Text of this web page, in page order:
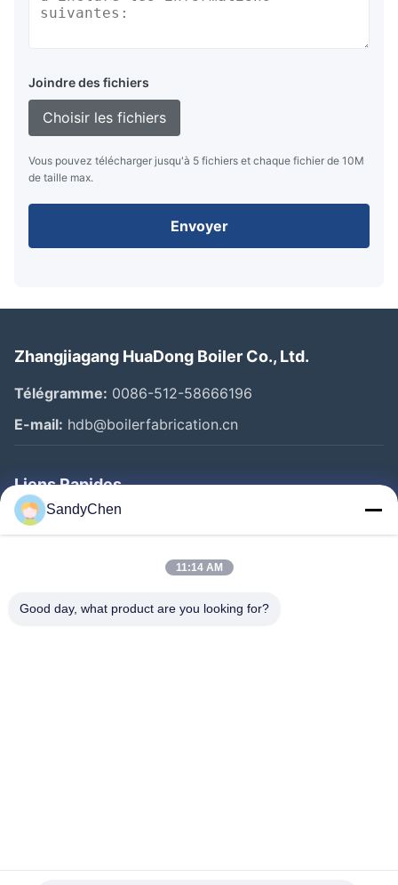
Joindre des fichiers
Choisir les fichiers
Vous pouvez télécharger jusqu'à 5 fichiers et chaque fichier de 10M
de taille max.
Envoyer
Zhangjiagang HuaDong Boiler Co., Ltd.
Télégramme: 0086-512-58666196
E-mail: hdb@boilerfabrication.cn
Liens Rapides
Maison
Au Sujet De Nous
SandyChen
11:14 AM
Good day, what product are you looking for?